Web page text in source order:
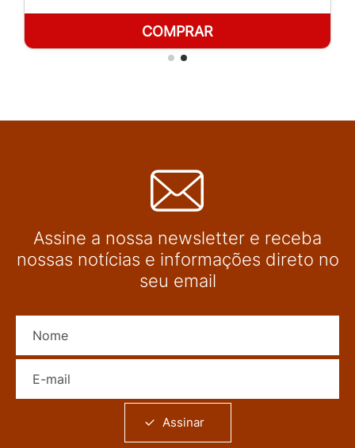
COMPRAR
Assine a nossa newsletter e receba
nossas notícias e informações direto no
seu email
Assinar